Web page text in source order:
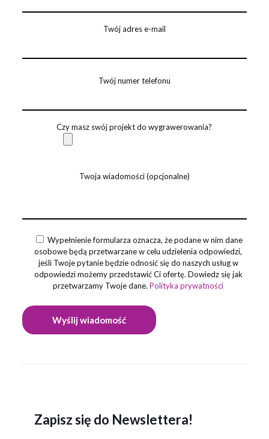
Twój adres e-mail
Twój numer telefonu
Czy masz swój projekt do wygrawerowania?
Twoja wiadomości (opcjonalne)
Wypełnienie formularza oznacza, że podane w nim dane
osobowe będą przetwarzane w celu udzielenia odpowiedzi,
jeśli Twoje pytanie będzie odnosić się do naszych usług w
odpowiedzi możemy przedstawić Ci ofertę. Dowiedz się jak
przetwarzamy Twoje dane.Polityka prywatności
Zapisz się do Newslettera!